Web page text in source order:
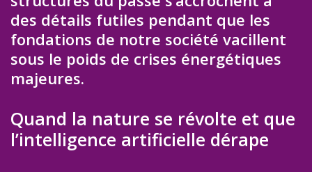
des détails futiles pendant que les
fondations de notre société vacillent
sous le poids de crises énergétiques
majeures.
Quand la nature se révolte et que
l’intelligence artificielle dérape